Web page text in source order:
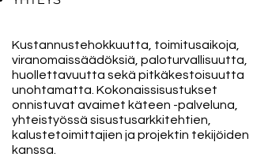
Kustannustehokkuutta, toimitusaikoja,
viranomaissäädöksiä, paloturvallisuutta,
huollettavuutta sekä pitkäkestoisuutta
unohtamatta. Kokonaissisustukset
onnistuvat avaimet käteen -palveluna,
yhteistyössä sisustusarkkitehtien,
kalustetoimittajien ja projektin tekijöiden
kanssa.